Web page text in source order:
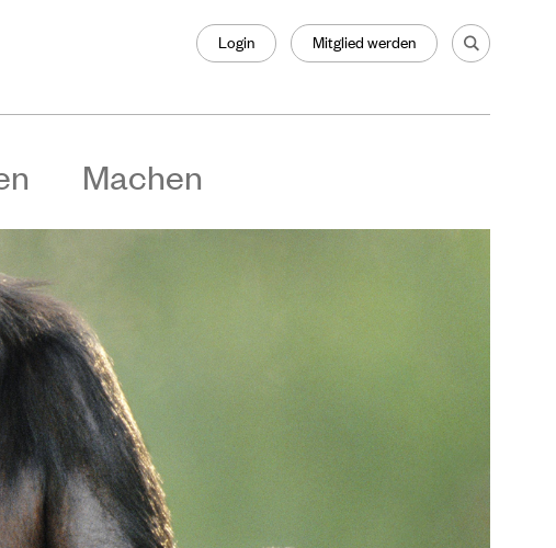
Login Mitglied werden
Machen